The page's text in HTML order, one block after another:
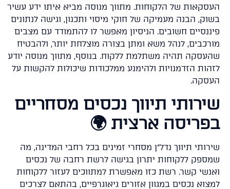
של הלקוחות. מתווך מנוסה מביא איתו ידע עשיר
הבנה מעמיקה של חוקי מיסוי ותכנון, וגישה לנתונים
חשובים. הניסיון מאפשר לו להתמודד עם מצבים
לנהל משא ומתן בצורה מוצלחת יותר, ולהבטיח
תהיה משתלמת ללקוח. בנוסף, מתווך מנוסה יודע
הזדמנויות ולהימנע ממלכודות שיכולות להקשות על
תיווך נכסים מסחריים
ארצית 🌍
תיווך נדל"ן מסחרי זמינים בכל רחבי המדינה, מה
ללקוחות יתרון בגישה לרשת רחבה של נכסים
קשר. רשת כזו מאפשרת למתווכים לעזור ללקוחות
נכסים במגוון אזורים גיאוגרפיים, בהתאם לצרכים